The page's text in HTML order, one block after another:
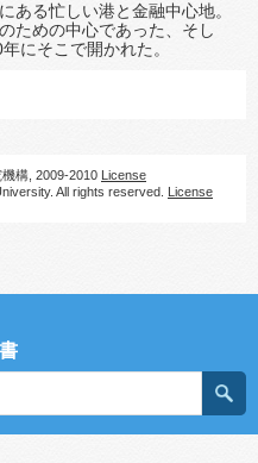
ある忙しい港と金融中心地。
ための中心であった、そし
にそこで開かれた。
構, 2009-2010 License
All rights reserved. License